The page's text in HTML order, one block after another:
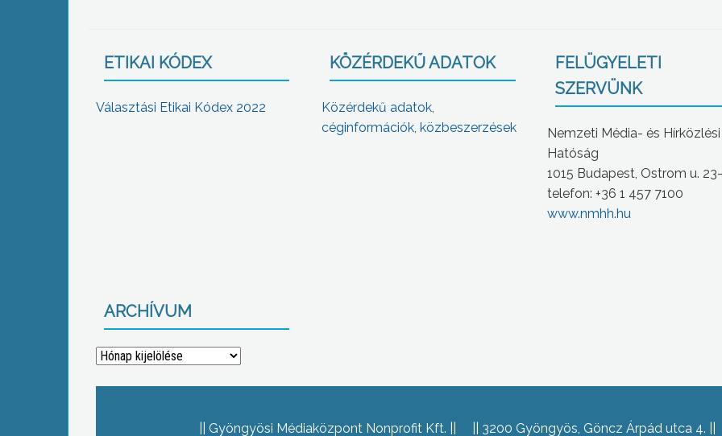
ETIKAI KÓDEX
Választási Etikai Kódex 2022
KÖZÉRDEKŰ ADATOK
Közérdekű adatok,
céginformációk, közbeszerzések
FELÜGYELETI
SZERVÜNK
Nemzeti Média- és Hírközlési
Hatóság
1015 Budapest, Ostrom u.
telefon: +36 1 457 7100
www.nmhh.hu
ARCHÍVUM
Archívum
Gyöngyösi Médiaközpont Nonprofit Kft. 3200 Gyöngyös, Göncz Árpád utca 4.